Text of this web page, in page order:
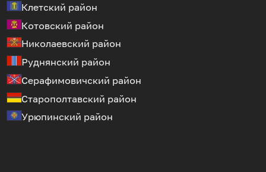
Клетский район
Котовский район
Николаевский район
Руднянский район
Серафимовичский район
Старополтавский район
Урюпинский район